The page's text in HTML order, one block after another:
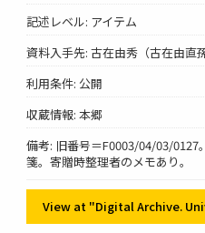
記述レベル: アイテム
資料入手先: 古在由秀（古在由直孫
利用条件: 公開
収蔵情報: 本郷
備考: 旧番号＝F0003/04/03/0127
箋。寄贈時整理者のメモあり。
View at "Digital Archive.